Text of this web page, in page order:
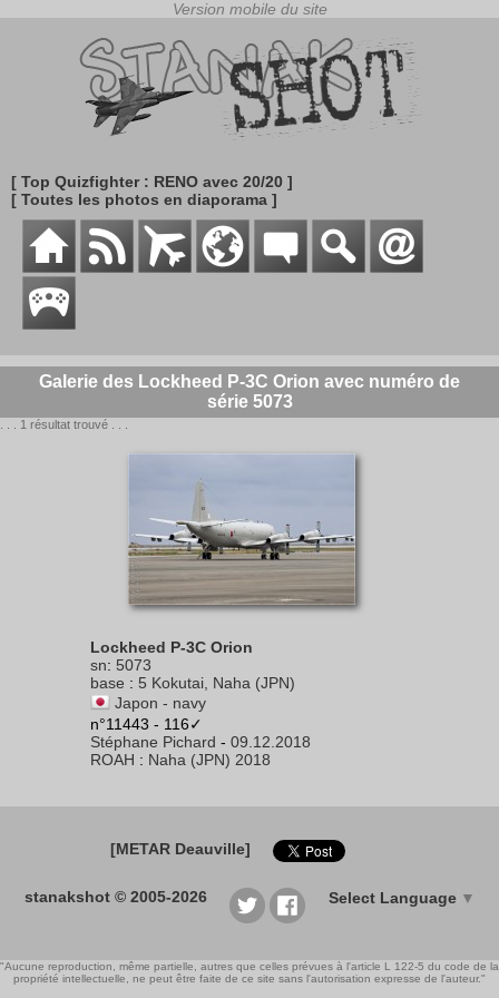
[ Top Quizfighter : RENO avec 20/20 ]
[ Toutes les photos en diaporama ]
Galerie des Lockheed P-3C Orion avec numéro de
série 5073
. . . 1 résultat trouvé . . .
Lockheed P-3C Orion
sn: 5073
base : 5 Kokutai, Naha (JPN)
Japon - navy
n°11443 - 116✓
Stéphane Pichard - 09.12.2018
ROAH : Naha (JPN) 2018
[METAR Deauville]
stanakshot © 2005-2026 Select Language ▼
"Aucune reproduction, même partielle, autres que celles prévues à l'article L 122-5 du code de la
propriété intellectuelle, ne peut être faite de ce site sans l'autorisation expresse de l'auteur."